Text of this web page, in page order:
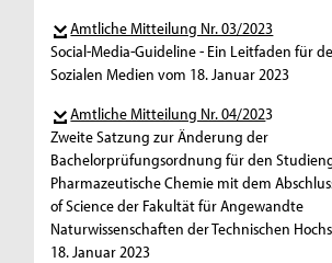
Amtliche Mitteilung Nr. 03/2023
Social-Media-Guideline - Ein Leitfaden für
Sozialen Medien vom 18. Januar 2023
Amtliche Mitteilung Nr. 04/2023
Zweite Satzung zur Änderung der
Bachelorprüfungsordnung für den
Pharmazeutische Chemie mit dem
of Science der Fakultät für Angewandte
Naturwissenschaften der Technischen
18. Januar 2023